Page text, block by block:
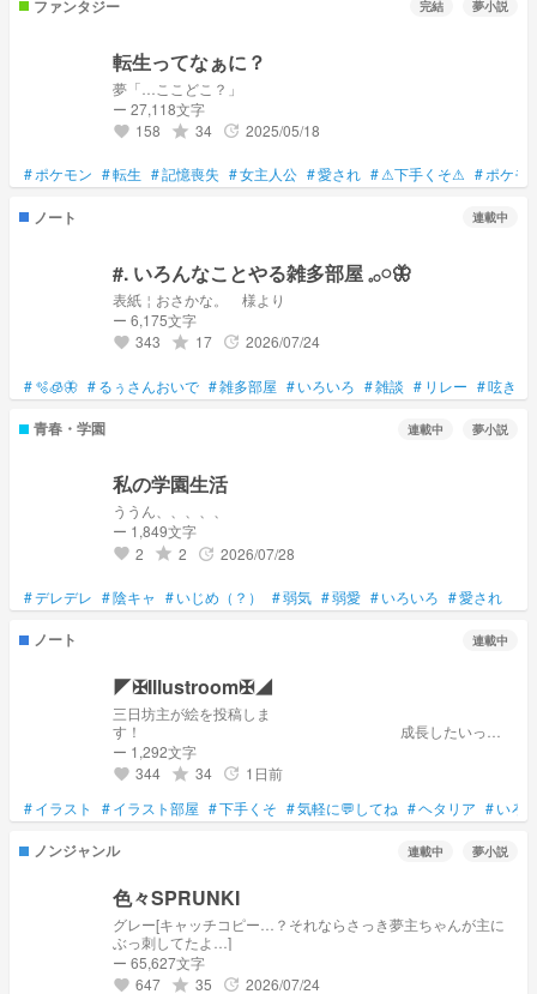
ファンタジー 完結 夢小説
転生ってなぁに？
夢「…ここどこ？」
ー 27,118文字
favorite 158 grade 34 update 2025/05/18
#ポケモン #転生 #記憶喪失 #女主人公 #愛され #⚠下手くそ⚠ #ポケモ
ノート 連載中
#. いろんなことやる雑多部屋 𓈒𓂂𓏸🦋
表紙￤おさかな。 様より
ー 6,175文字
favorite 343 grade 17 update 2026/07/24
#🫧🧊🦋‪ #るぅさんおいで #雑多部屋 #いろいろ #雑談 # リレー #呟き
青春・学園 連載中 夢小説
私の学園生活
ううん、、、、、
ー 1,849文字
favorite 2 grade 2 update 2026/07/28
#デレデレ #陰キャ #いじめ（？） #弱気 #弱愛 #いろいろ #愛され
ノート 連載中
◤✠Illustroom✠◢
三日坊主が絵を投稿しま
す！ 成長したいっ
っ……
ー 1,292文字
favorite 344 grade 34 update 1日前
#イラスト #イラスト部屋 #下手くそ #気軽に💬してね #ヘタリア #いろ
ノンジャンル 連載中 夢小説
色々SPRUNKI
グレー[キャッチコピー…？それならさっき夢主ちゃんが主に
ぶっ刺してたよ…]
ー 65,627文字
favorite 647 grade 35 update 2026/07/24